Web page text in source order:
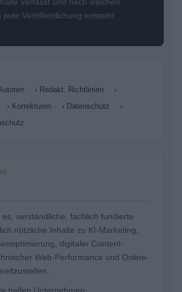
jede Veröffentlichung entsteht.
› Redakt. Richtlinien
›
› Korrekturen › Datenschutz
›
es, verständliche, fachlich fundierte
nützliche Inhalte zu KI-Marketing,
digitaler Content-
Web-Performance und Online-